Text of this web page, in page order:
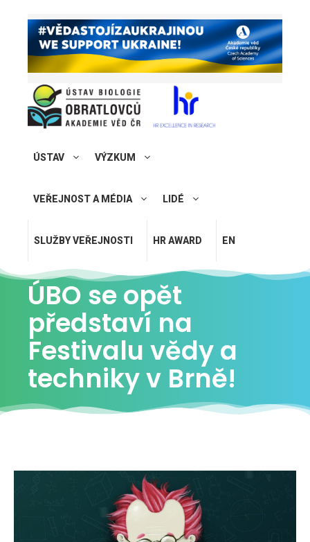
ÚSTAV VÝZKUM
VEŘEJNOST A MÉDIA LIDÉ
SLUŽBY VEŘEJNOSTI HR AWARD EN
ÚBO se opět
představí na
Festivalu vědy a
techniky v Brně!